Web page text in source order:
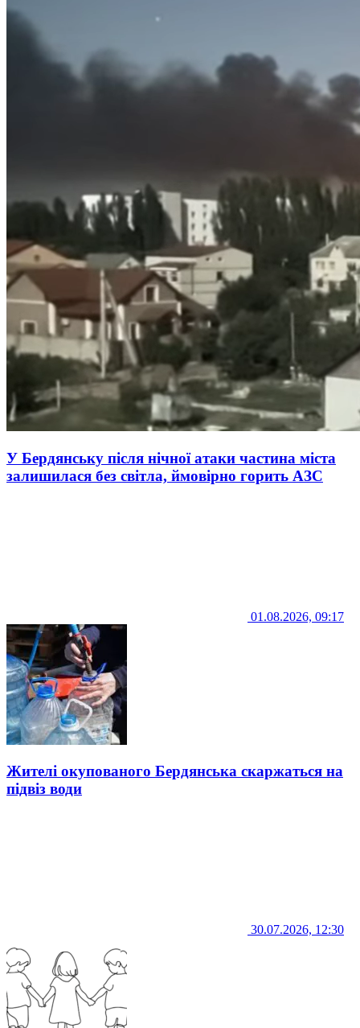
У Бердянську після нічної атаки частина міста
залишилася без світла, ймовірно горить АЗС
01.08.2026, 09:17
Жителі окупованого Бердянська скаржаться на
підвіз води
30.07.2026, 12:30